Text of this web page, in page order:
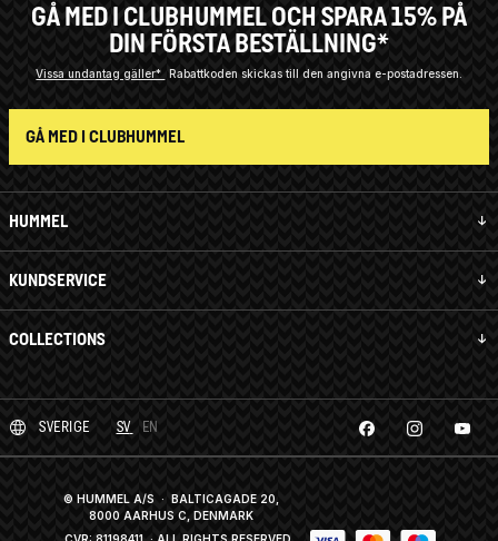
HUMMEL
KUNDSERVICE
COLLECTIONS
GÅ MED I CLUBHUMMEL OCH SPARA 15% PÅ
DIN FÖRSTA BESTÄLLNING*
Vissa undantag gäller* Rabattkoden skickas till den angivna e-postadressen.
GÅ MED I CLUBHUMMEL
SVERIGE SV EN
© HUMMEL A/S · BALTICAGADE 20,
8000 AARHUS C, DENMARK